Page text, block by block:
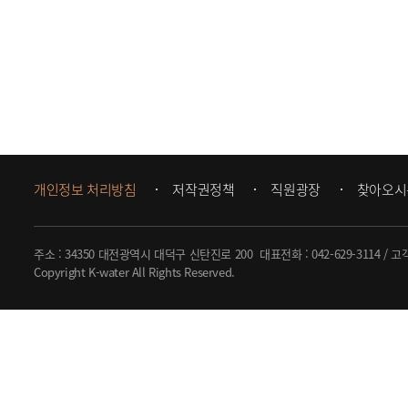
개인정보 처리방침 저작권정책 직원광장 찾아오
주소 : 34350 대전광역시 대덕구 신탄진로 200 대표전화 :042-629-3114/ 고
Copyright K-water All Rights Reserved.